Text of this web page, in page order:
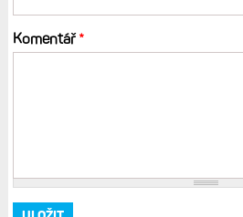
Komentář*